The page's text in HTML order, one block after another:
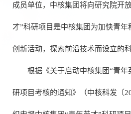
成员单位，中核集团将向研究院开
才”科研项目是中核集团为加快青
创新活动，探索前沿技术而设立的
根据《关于启动中核集团“青年
研项目考核的通知》（中核科发〔